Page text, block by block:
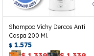
Shampoo Vichy Dercos Anti
Caspa 200 Ml.
$ 1.575